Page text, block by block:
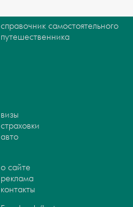
справочник самостоятельного
путешественника
визы
страховки
авто
о сайте
реклама
контакты